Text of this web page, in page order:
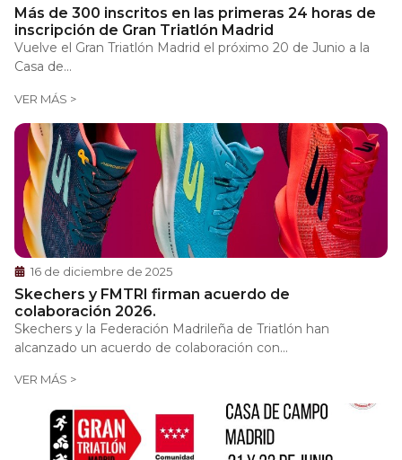
Más de 300 inscritos en las primeras 24 horas de
inscripción de Gran Triatlón Madrid
Vuelve el Gran Triatlón Madrid el próximo 20 de Junio a la
Casa de...
VER MÁS >
16 de diciembre de 2025
Skechers y FMTRI firman acuerdo de
colaboración 2026.
Skechers y la Federación Madrileña de Triatlón han
alcanzado un acuerdo de colaboración con...
VER MÁS >